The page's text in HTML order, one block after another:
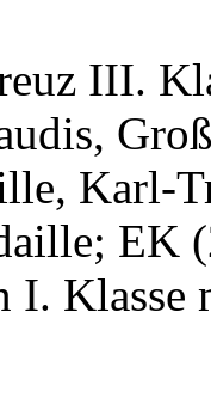
III.
Karl-
I. Klasse